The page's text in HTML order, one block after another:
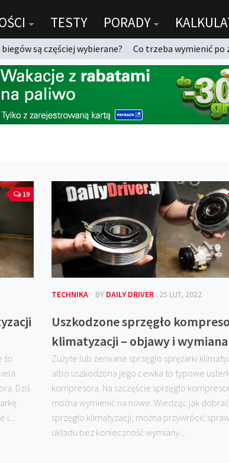
TESTY PORADY
są częściej wybierane? Co trzeba wymienić po
19
to
Dziś
TECHNIKA · BY DAILY DRIVER · 25 LUT, 2022
Uszkodzone sprzęgło
klimatyzacji – objawy i wymiana
Zużyte lub zerwane sprzęgło sprężarki
albo uszkodzona jego cewka to typowe
kompresora. Na szczęście sprzęgło
można wymienić na nowe. Wiedząc jak dobrać
sprzęgło klimatyzacji, można przywrócić
układu bez konieczność wymiany...